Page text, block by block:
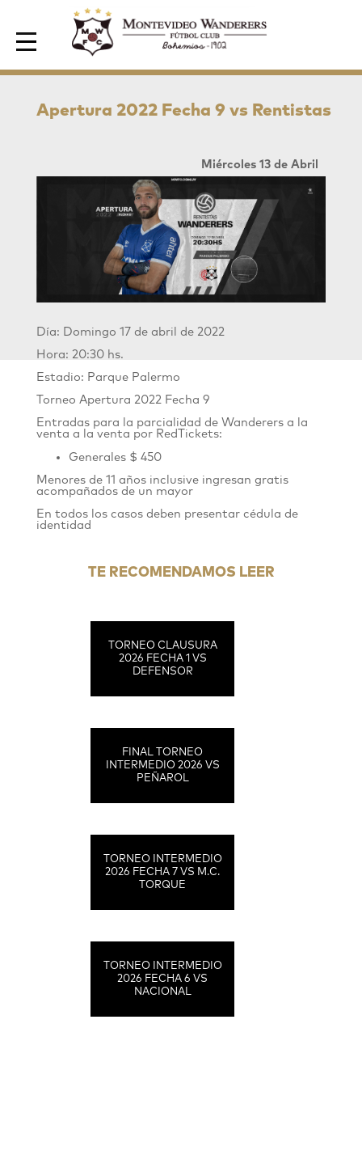
Area de Socios
Apertura 2022 Fecha 9 vs Rentistas
Miércoles 13 de Abril
Día: Domingo 17 de abril de 2022
Hora: 20:30 hs.
Estadio: Parque Palermo
Torneo Apertura 2022 Fecha 9
Entradas para la parcialidad de Wanderersa la
venta a la venta por RedTickets:
Generales $ 450
Menores de 11 años inclusive ingresan gratis
acompañados de un mayor
En todos los casos deben presentar cédula de
identidad
TE RECOMENDAMOS LEER
TORNEO CLAUSURA
2026 FECHA 1 VS
DEFENSOR
FINAL TORNEO
INTERMEDIO 2026 VS
PEÑAROL
TORNEO INTERMEDIO
2026 FECHA 7 VS M.C.
TORQUE
TORNEO INTERMEDIO
2026 FECHA 6 VS
NACIONAL